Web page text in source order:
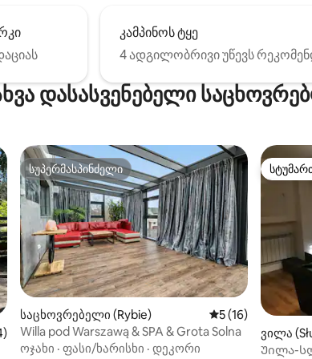
კამპინოს ტყე
4 ადგილობრივი უწევს
დასასვენებელი
5‑დან 4,79, 34 მიმოხილვა
სუპერმასპინძელი
სუპერმასპინძელი
საცხოვრებელი (Rybie) საშუალო
5 (16)
Willa pod Warszawą & SPA & Grota Solna
ოჯახი · ფასი/ხარისხი · დეკორი
ვილა
Უილა-